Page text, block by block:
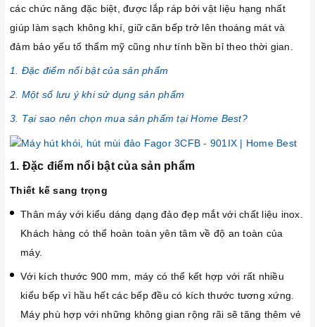
các chức năng đặc biệt, được lắp ráp bởi vật liệu hạng nhất
giúp làm sạch không khí, giữ căn bếp trở lên thoáng mát và
đảm bảo yếu tố thẩm mỹ cũng như tính bền bỉ theo thời gian.
1. Đặc điểm nổi bật của sản phẩm
2. Một số lưu ý khi sử dụng sản phẩm
3. Tại sao nên chọn mua sản phẩm tại Home Best?
1. Đặc điểm nổi bật của sản phẩm
Thiết kế sang trọng
Thân máy với kiểu dáng dạng đảo đẹp mắt với chất liệu inox.
Khách hàng có thể hoàn toàn yên tâm về độ an toàn của
máy.
Với kích thước 900 mm, máy có thể kết hợp với rất nhiều
kiểu bếp vì hầu hết các bếp đều có kích thước tương xứng.
Máy phù hợp với những không gian rộng rãi sẽ tăng thêm vẻ